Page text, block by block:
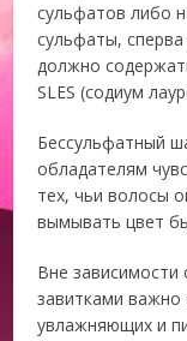
сульфатов либо
сульфаты,
должно
SLES (содиум
Бессульфатный
обладателям
тех, чьи волосы
вымывать цвет
Вне
завитками важно
увлажняющих и